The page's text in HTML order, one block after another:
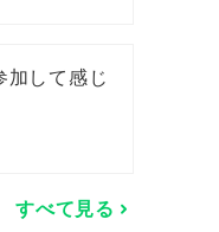
加して感じ
すべて見る